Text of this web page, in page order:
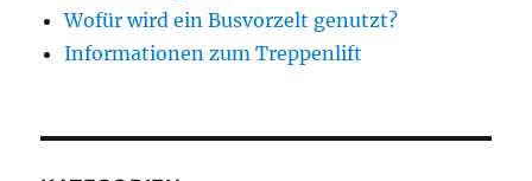
Wofür wird ein Busvorzelt genutzt?
Informationen zum Treppenlift